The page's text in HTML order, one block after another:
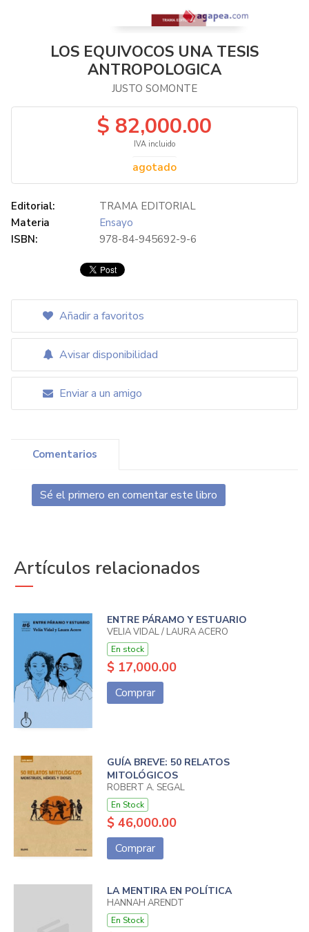
LOS EQUIVOCOS UNA TESIS
ANTROPOLOGICA
JUSTO SOMONTE
$ 82,000.00
IVA incluido
agotado
Editorial:
TRAMA EDITORIAL
Materia
Ensayo
ISBN:
978-84-945692-9-6
Añadir a favoritos
Avisar disponibilidad
Enviar a un amigo
Comentarios
Sé el primero en comentar este libro
Artículos relacionados
ENTRE PÁRAMO Y ESTUARIO
VELIA VIDAL / LAURA ACERO
En stock
$ 17,000.00
Comprar
GUÍA BREVE: 50 RELATOS
MITOLÓGICOS
ROBERT A. SEGAL
En Stock
$ 46,000.00
Comprar
LA MENTIRA EN POLÍTICA
HANNAH ARENDT
En Stock